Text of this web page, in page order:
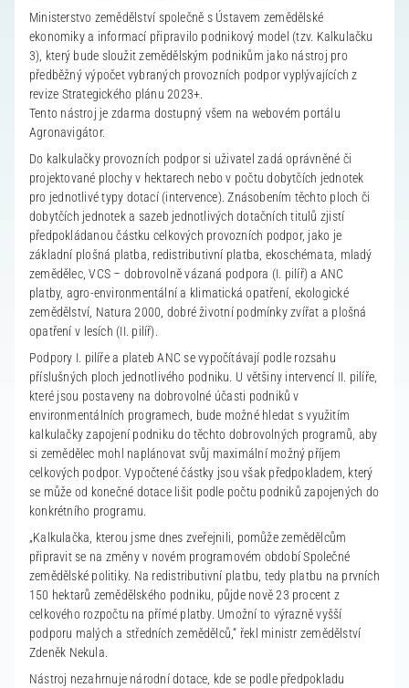
Ministerstvo zemědělství společně s Ústavem zemědělské
ekonomiky a informací připravilo podnikový model (tzv. Kalkulačku
3), který bude sloužit zemědělským podnikům jako nástroj pro
předběžný výpočet vybraných provozních podpor vyplývajících z
revize Strategického plánu 2023+.
Tento nástroj je zdarma dostupný všem na webovém portálu
Agronavigátor.
Do kalkulačky provozních podpor si uživatel zadá oprávněné či
projektované plochy v hektarech nebo v počtu dobytčích jednotek
pro jednotlivé typy dotací (intervence). Znásobením těchto ploch či
dobytčích jednotek a sazeb jednotlivých dotačních titulů zjistí
předpokládanou částku celkových provozních podpor, jako je
základní plošná platba, redistributivní platba, ekoschémata, mladý
zemědělec, VCS – dobrovolně vázaná podpora (I. pilíř) a ANC
platby, agro-environmentální a klimatická opatření, ekologické
zemědělství, Natura 2000, dobré životní podmínky zvířat a plošná
opatření v lesích (II. pilíř).
Podpory I. pilíře a plateb ANC se vypočítávají podle rozsahu
příslušných ploch jednotlivého podniku. U většiny intervencí II. pilíře,
které jsou postaveny na dobrovolné účasti podniků v
environmentálních programech, bude možné hledat s využitím
kalkulačky zapojení podniku do těchto dobrovolných programů, aby
si zemědělec mohl naplánovat svůj maximální možný příjem
celkových podpor. Vypočtené částky jsou však předpokladem, který
se může od konečné dotace lišit podle počtu podniků zapojených do
konkrétního programu.
„Kalkulačka, kterou jsme dnes zveřejnili, pomůže zemědělcům
připravit se na změny v novém programovém období Společné
zemědělské politiky. Na redistributivní platbu, tedy platbu na prvních
150 hektarů zemědělského podniku, půjde nově 23 procent z
celkového rozpočtu na přímé platby. Umožní to výrazně vyšší
podporu malých a středních zemědělců,“ řekl ministr zemědělství
Zdeněk Nekula.
Nástroj nezahrnuje národní dotace, kde se podle předpokladu